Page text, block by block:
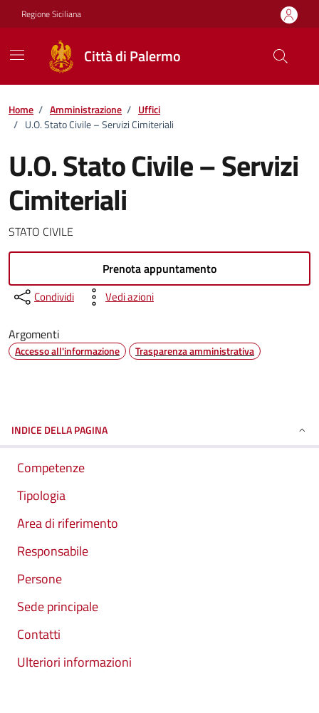
Vai ai contenuti
Vai al footer
Regione Siciliana
Città di Palermo
Home / Amministrazione / Uffici
/ U.O. Stato Civile – Servizi Cimiteriali
U.O. Stato Civile – Servizi
Cimiteriali
STATO CIVILE
Prenota appuntamento
Condividi Vedi azioni
Argomenti
Accesso all'informazione Trasparenza amministrativa
INDICE DELLA PAGINA
Competenze
Tipologia
Area di riferimento
Responsabile
Persone
Sede principale
Contatti
Ulteriori informazioni